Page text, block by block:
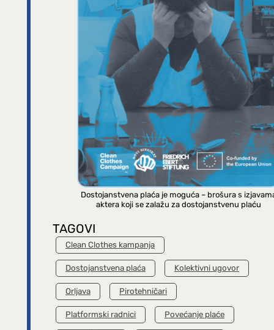
Dostojanstvena plaća je moguća – brošura s
aktera koji se zalažu za dostojanstvenu plaću
TAGOVI
Clean Clothes kampanja
Dostojanstvena plaća Kolektivni ugovor
Orljava Pirotehničari
Platformski radnici Povećanje plaće